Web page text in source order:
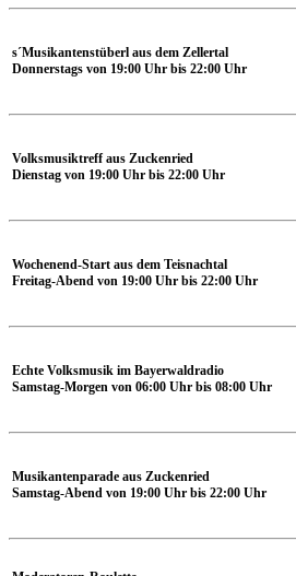
s´Musikantenstüberl aus dem Zellertal
Donnerstags von 19:00 Uhr bis 22:00 Uhr
Volksmusiktreff aus Zuckenried
Dienstag von 19:00 Uhr bis 22:00 Uhr
Wochenend-Start aus dem Teisnachtal
Freitag-Abend von 19:00 Uhr bis 22:00 Uhr
Echte Volksmusik im Bayerwaldradio
Samstag-Morgen von 06:00 Uhr bis 08:00 Uhr
Musikantenparade aus Zuckenried
Samstag-Abend von 19:00 Uhr bis 22:00 Uhr